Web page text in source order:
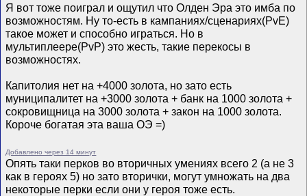
Я вот тоже поиграл и ощутил что Олден Эра это имба по
возможностям. Ну то-есть в кампаниях/сценариях(PvE)
такое может и способно играться. Но в
мультиплеере(PvP) это жесть, такие перекосы в
возможностях.
Капитолия нет на +4000 золота, но зато есть
муниципалитет на +3000 золота + банк на 1000 золота +
сокровищница на 3000 золота + закон на 1000 золота.
Короче богатая эта ваша ОЭ =)
Добавлено через 14 минут
Опять таки перков во вторичных умениях всего 2 (а не 3
как в героях 5) но зато вторички, могут умножать на два
некоторые перки если они у героя тоже есть.